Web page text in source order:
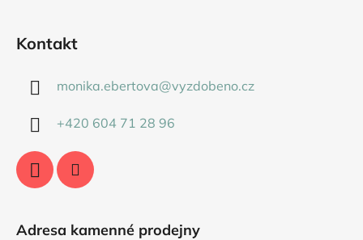
Kontakt
monika.ebertova@vyzdobeno.cz
+420 604 71 28 96
Adresa kamenné prodejny